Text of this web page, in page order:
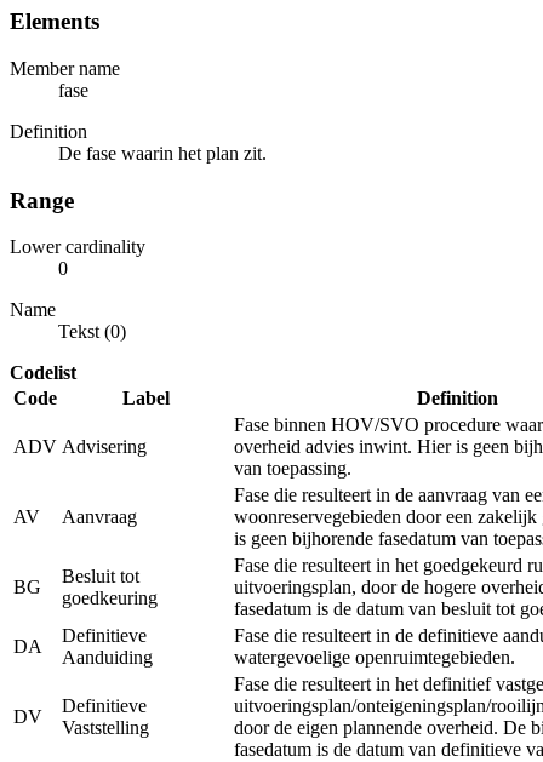
Elements
Member name
fase
Definition
De fase waarin het plan zit.
Range
Lower cardinality
0
Name
Tekst (0)
Codelist
Code
Label Definition
ADV Advisering
Fase binnen HOV/SVO procedure
overheid advies inwint. Hier is geen
van toepassing.
AV Aanvraag
Fase die resulteert in de aanvraag van
woonreservegebieden door een
is geen bijhorende fasedatum van
BG
Besluit tot
goedkeuring
Fase die resulteert in het goedgekeurd
uitvoeringsplan, door de hogere
fasedatum is de datum van besluit tot
DA
Definitieve
Aanduiding
Fase die resulteert in de definitieve
watergevoelige openruimtegebieden.
DV
Definitieve
Vaststelling
Fase die resulteert in het definitief
uitvoeringsplan/onteigeningsplan/
door de eigen plannende overheid. De
fasedatum is de datum van definitieve